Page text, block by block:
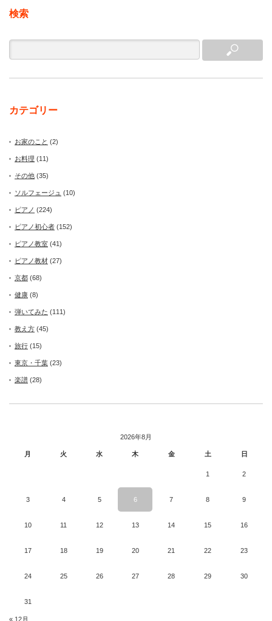
検索
カテゴリー
お家のこと (2)
お料理 (11)
その他 (35)
ソルフェージュ (10)
ピアノ (224)
ピアノ初心者 (152)
ピアノ教室 (41)
ピアノ教材 (27)
京都 (68)
健康 (8)
弾いてみた (111)
教え方 (45)
旅行 (15)
東京・千葉 (23)
楽譜 (28)
2026年8月
月 火 水 木 金 土 日
1 2
3 4 5 6 7 8 9
10 11 12 13 14 15 16
17 18 19 20 21 22 23
24 25 26 27 28 29 30
31
« 12月